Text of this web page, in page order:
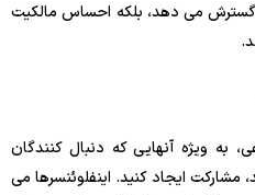
گسترش می دهد، بلکه احساس مالکیت
به ویژه آنهایی که دنبال کنندگان
مشارکت ایجاد کنید. اینفلوئنسرها می